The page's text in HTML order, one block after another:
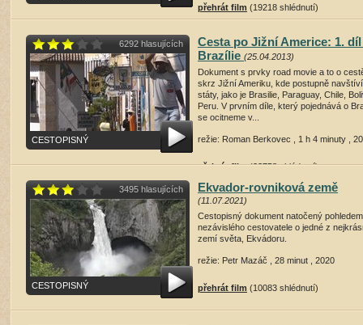
přehrát film (19218 shlédnutí)
6292 hlasujících
CESTOPISNÝ
Cesta po Jižní Americe: 1. díl
Brazílie (25.04.2013)
Dokument s prvky road movie a to o
skrz Jižní Ameriku, kde postupně
státy, jako je Brasilie, Paraguay, Chile,
Peru. V prvním díle, který pojednává o
se ocitneme v...
režie: Roman Berkovec , 1 h 4 minuty ,
přehrát film (23758 shlédnutí)
3495 hlasujících
CESTOPISNÝ
Ekvador-rovniková země
(11.07.2021)
Cestopisný dokument natočený pohledem
nezávislého cestovatele o jedné z
zemí světa, Ekvádoru.
režie: Petr Mazáč , 28 minut , 2020
přehrát film (10083 shlédnutí)